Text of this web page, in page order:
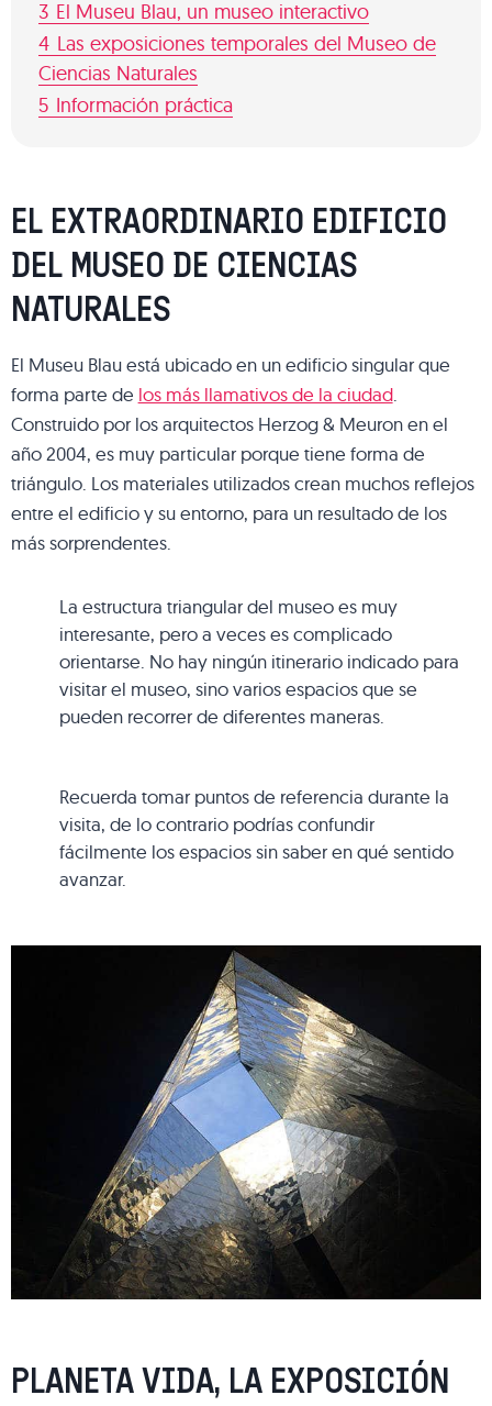
3 El Museu Blau, un museo interactivo
4 Las exposiciones temporales del Museo de
Ciencias Naturales
5 Información práctica
EL EXTRAORDINARIO EDIFICIO
DEL MUSEO DE CIENCIAS
NATURALES
El Museu Blau está ubicado en un edificio singular que
forma parte de los más llamativos de la ciudad.
Construido por los arquitectos Herzog & Meuron en el
año 2004, es muy particular porque tiene forma de
triángulo. Los materiales utilizados crean muchos reflejos
entre el edificio y su entorno, para un resultado de los
más sorprendentes.
La estructura triangular del museo es muy
interesante, pero a veces es complicado
orientarse. No hay ningún itinerario indicado para
visitar el museo, sino varios espacios que se
pueden recorrer de diferentes maneras.
Recuerda tomar puntos de referencia durante la
visita, de lo contrario podrías confundir
fácilmente los espacios sin saber en qué sentido
avanzar.
PLANETA VIDA, LA EXPOSICIÓN